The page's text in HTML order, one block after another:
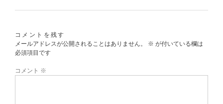
コメントを残す
メールアドレスが公開されることはありません。
※ が付いている欄は
必須項目です
コメント ※